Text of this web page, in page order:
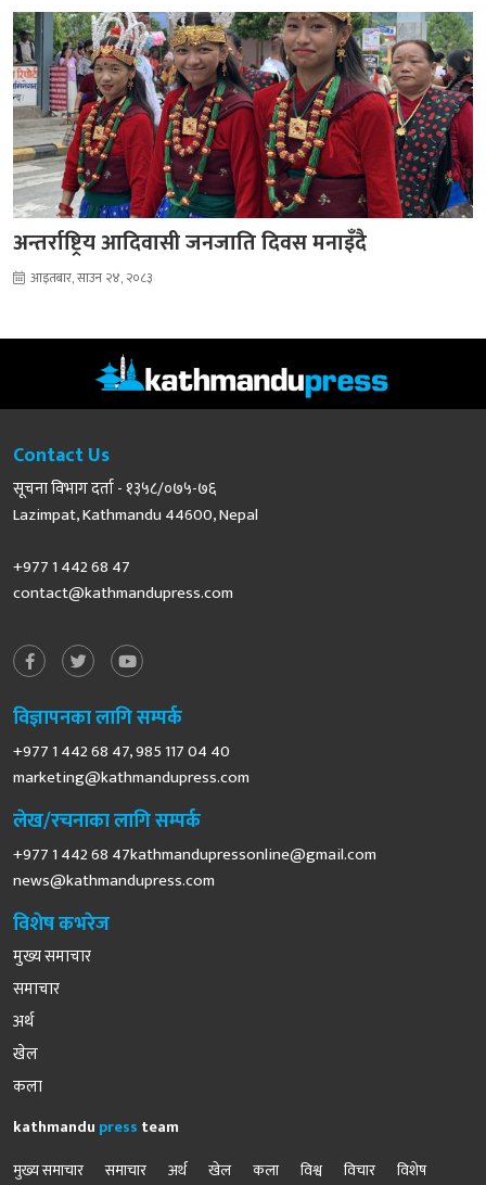
अन्तर्राष्ट्रिय आदिवासी जनजाति दिवस मनाइँदै
आइतबार, साउन २४, २०८३
Contact Us
सूचना विभाग दर्ता - १३५८/०७५-७६
Lazimpat, Kathmandu 44600, Nepal
+977 1 442 68 47
contact@kathmandupress.com
विज्ञापनका लागि सम्पर्क
+977 1 442 68 47, 985 117 04 40
marketing@kathmandupress.com
लेख/रचनाका लागि सम्पर्क
+977 1 442 68 47kathmandupressonline@gmail.com
news@kathmandupress.com
विशेष कभरेज
मुख्य समाचार
समाचार
अर्थ
खेल
कला
kathmandu press team
मुख्य समाचार
समाचार अर्थ खेल कला विश्व विचार
विशेष